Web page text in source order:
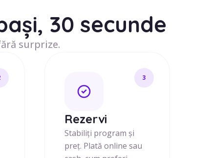
30 secunde
surprize.
3
Rezervi
Stabiliți program și
preț. Plată online sau